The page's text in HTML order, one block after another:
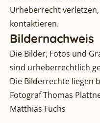
Urheberrecht
kontaktieren.
Bildernachweis
Die Bilder, Fotos und
sind urheberrechtlich
Die Bilderrechte liegen
Fotograf Thomas
Matthias Fuchs